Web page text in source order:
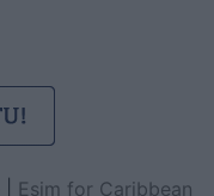
Esim for Caribbean